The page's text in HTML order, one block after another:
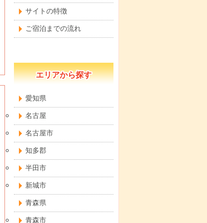
サイトの特徴
ご宿泊までの流れ
エリアから探す
愛知県
名古屋
名古屋市
知多郡
半田市
新城市
青森県
青森市